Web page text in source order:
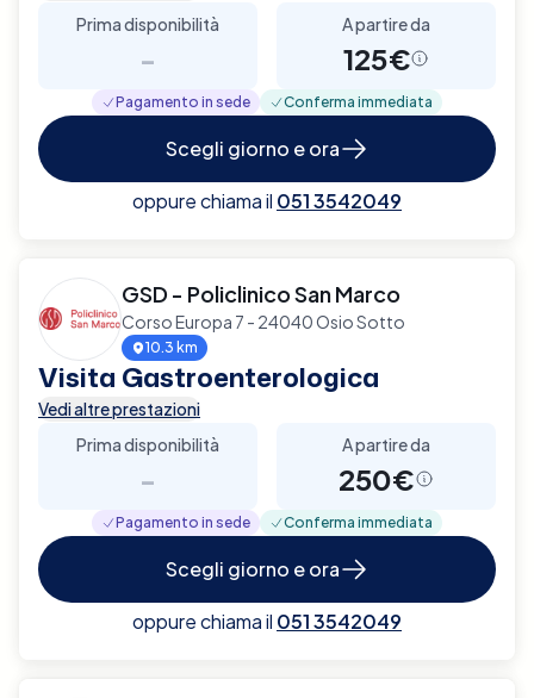
Prima disponibilità
-
A partire da
125€
Pagamento in sede Conferma immediata
Scegli giorno e ora
oppure chiama il 051 3542049
GSD - Policlinico San Marco
Corso Europa 7 - 24040 Osio Sotto
10.3 km
Visita Gastroenterologica
Vedi altre prestazioni
Prima disponibilità
-
A partire da
250€
Pagamento in sede Conferma immediata
Scegli giorno e ora
oppure chiama il 051 3542049